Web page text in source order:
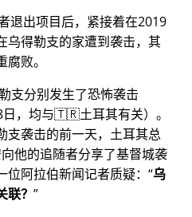
退出项目后，紧接着在2019
乌得勒支的家遭到袭击，其
败。
支分别发生了恐怖袭击
日，均与🇹🇷土耳其有关）。
支袭击的前一天，土耳其总
他的追随者分享了基督城袭
阿拉伯新闻记者质疑：
乌
？